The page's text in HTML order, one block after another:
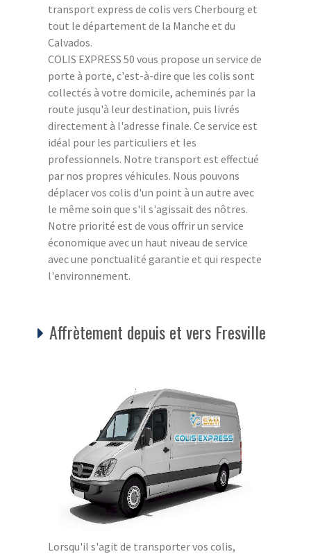
transport express de colis vers Cherbourg et
tout le département de la Manche et du
Calvados.
COLIS EXPRESS 50 vous propose un service de
porte à porte, c'est-à-dire que les colis sont
collectés à votre domicile, acheminés par la
route jusqu'à leur destination, puis livrés
directement à l'adresse finale. Ce service est
idéal pour les particuliers et les
professionnels. Notre transport est effectué
par nos propres véhicules. Nous pouvons
déplacer vos colis d'un point à un autre avec
le même soin que s'il s'agissait des nôtres.
Notre priorité est de vous offrir un service
économique avec un haut niveau de service
avec une ponctualité garantie et qui respecte
l'environnement.
Affrètement depuis et vers Fresville
Lorsqu'il s'agit de transporter vos colis,